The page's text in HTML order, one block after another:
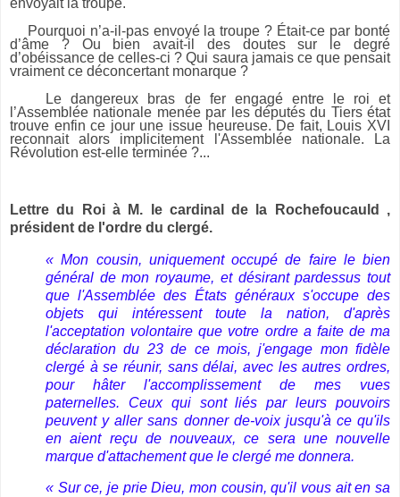
envoyait la troupe.
Pourquoi n’a-il-pas envoyé la troupe ? Était-ce par bonté
d’âme ? Ou bien avait-il des doutes sur le degré
d’obéissance de celles-ci ? Qui saura jamais ce que pensait
vraiment ce déconcertant monarque ?
Le dangereux bras de fer engagé entre le roi et
l’Assemblée nationale menée par les députés du Tiers état
trouve enfin ce jour une issue heureuse. De fait, Louis XVI
reconnait alors implicitement l'Assemblée nationale. La
Révolution est-elle terminée ?...
Lettre du Roi à M. le cardinal de la Rochefoucauld ,
président de l'ordre du clergé.
« Mon cousin, uniquement occupé de faire le bien
général de mon royaume, et désirant pardessus tout
que l'Assemblée des États généraux s'occupe des
objets qui intéressent toute la nation, d'après
l'acceptation volontaire que votre ordre a faite de ma
déclaration du 23 de ce mois, j'engage mon fidèle
clergé à se réunir, sans délai, avec les autres ordres,
pour hâter l'accomplissement de mes vues
paternelles. Ceux qui sont liés par leurs pouvoirs
peuvent y aller sans donner de-voix jusqu'à ce qu'ils
en aient reçu de nouveaux, ce sera une nouvelle
marque d'attachement que le clergé me donnera.
« Sur ce, je prie Dieu, mon cousin, qu'il vous ait en sa